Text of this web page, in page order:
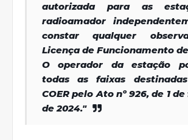
autorizada para as
radioamador
constar qualquer
Licença de Funcionamento
O operador da estação
todas as faixas
COER pelo Ato nº 926, de 1
de 2024."